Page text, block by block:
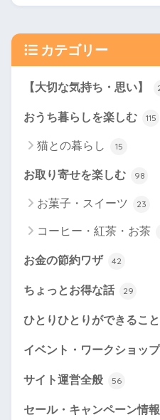
カテゴリー
【大切な気持ち・思い】
おうち暮らしを楽しむ 115
猫との暮らし 15
お取り寄せを楽しむ 98
お菓子・スイーツ 23
コーヒー・紅茶・お茶
お金の節約ワザ 42
ちょっとお得な話 29
ひとりひとりができること
イベント・ワークショップ
サイト運営全般 56
セール・キャンペーン情報